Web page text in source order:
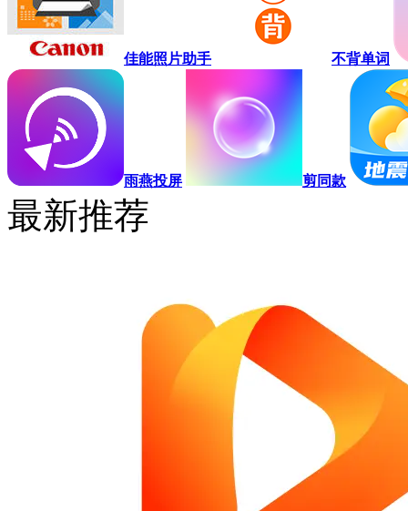
佳能照片助手 不背单词
雨燕投屏 剪同款
最新推荐